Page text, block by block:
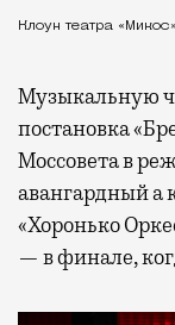
Клоун театра
Музыкальную
постановка
Моссовета в
авангардный а
«Хоронько
— в финале,